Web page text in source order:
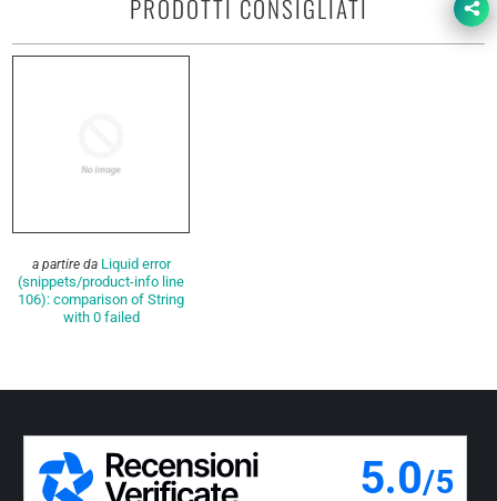
PRODOTTI CONSIGLIATI
a partire daLiquid error
(snippets/product-info line
106): comparison of String
with 0 failed